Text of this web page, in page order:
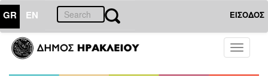
GR EN ΕΙΣΟΔΟΣ
Toggle
ΔΗΜΟΣ
Δελτία